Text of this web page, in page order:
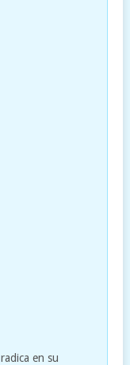
en su